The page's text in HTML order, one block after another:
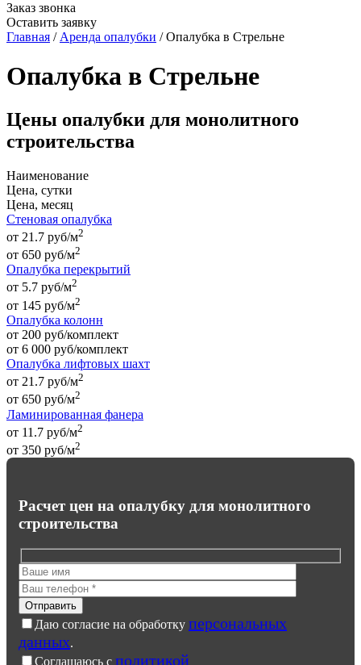
Заказ звонка
Оставить заявку
Главная / Аренда опалубки /Опалубка в Стрельне
Опалубка в Стрельне
Цены опалубки для монолитного
строительства
Наименование
Цена, сутки
Цена, месяц
Стеновая опалубка
от 21.7 руб/м2
от 650 руб/м2
Опалубка перекрытий
от 5.7 руб/м2
от 145 руб/м2
Опалубка колонн
от 200 руб/комплект
от 6 000 руб/комплект
Опалубка лифтовых шахт
от 21.7 руб/м2
от 650 руб/м2
Ламинированная фанера
от 11.7 руб/м2
от 350 руб/м2
Расчет цен на опалубку для монолитного
строительства
Даю согласие на обработку персональных
данных.
Соглашаюсь с политикой